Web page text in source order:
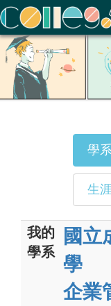
ColleGo! 大學選才與
學
生
我的
學系
國立
學
企業